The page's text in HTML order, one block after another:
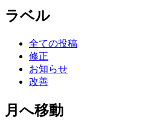
ラベル
全ての投稿
修正
お知らせ
改善
月へ移動